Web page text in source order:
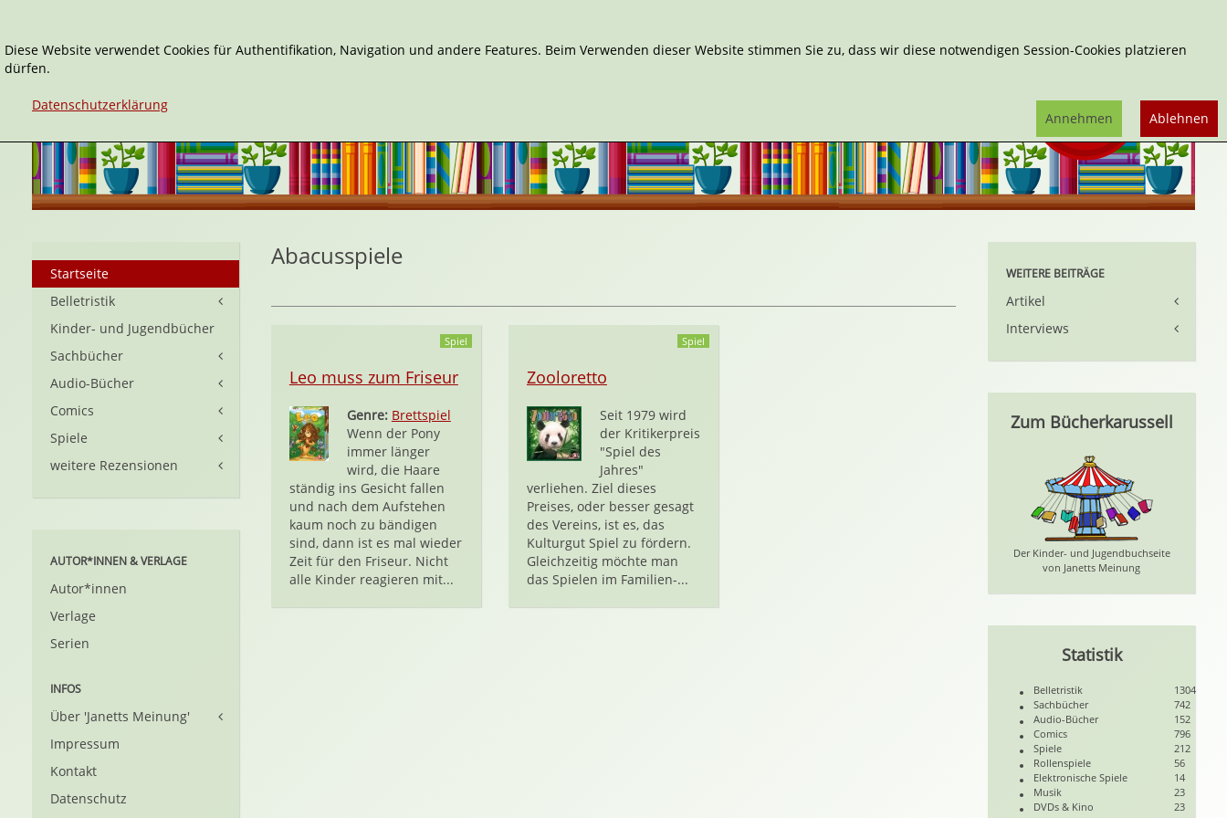
Abacusspiele
Spiel
Leo muss zum Friseur
Genre: Brettspiel
Wenn der Pony
immer länger
wird, die Haare
ständig ins Gesicht fallen
und nach dem Aufstehen
kaum noch zu bändigen
sind, dann ist es mal wieder
Zeit für den Friseur. Nicht
alle Kinder reagieren mit...
Spiel
Zooloretto
Seit 1979 wird
der Kritikerpreis
"Spiel des
Jahres"
verliehen. Ziel dieses
Preises, oder besser gesagt
des Vereins, ist es, das
Kulturgut Spiel zu fördern.
Gleichzeitig möchte man
das Spielen im Familien-...
Startseite
Belletristik
Kinder- und Jugendbücher
Sachbücher
Audio-Bücher
Comics
Spiele
weitere Rezensionen
AUTOR*INNEN & VERLAGE
Autor*innen
Verlage
Serien
INFOS
Über 'Janetts Meinung'
Impressum
Kontakt
Datenschutz
WEITERE BEITRÄGE
Artikel
Interviews
Zum Bücherkarussell
Der Kinder- und Jugendbuchseite
von Janetts Meinung
Statistik
Belletristik
1304
Sachbücher
742
Audio-Bücher
152
Comics
796
Spiele
212
Rollenspiele
56
Elektronische Spiele
14
Musik
23
DVDs & Kino
23
Diese Website verwendet Cookies für Authentifikation, Navigation und andere Features. Beim Verwenden dieser Website stimmen Sie zu, dass wir diese notwendigen Session-Cookies platzieren
dürfen.
Datenschutzerklärung
Ablehnen
Annehmen